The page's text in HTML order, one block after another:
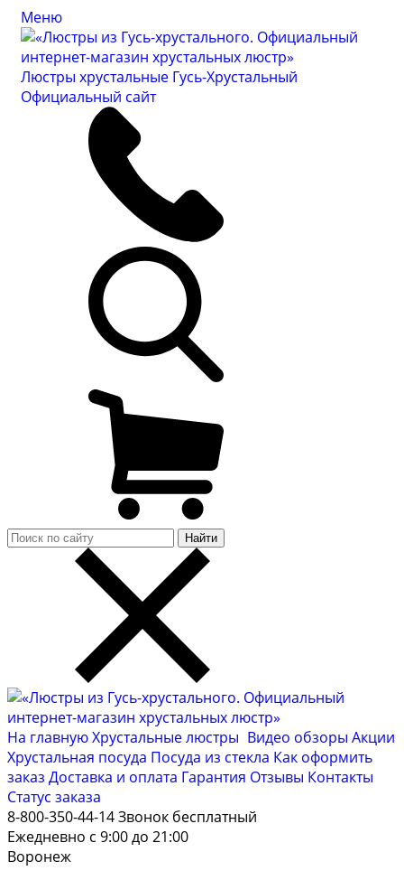
Меню
Люстры хрустальные Гусь-Хрустальный
Официальный сайт
Найти
На главнуюХрустальные люстры Видео обзоры Акции
Хрустальная посуда Посуда из стекла Как оформить
заказ Доставка и оплата Гарантия Отзывы Контакты
Cтатус заказа
8-800-350-44-14Звонок бесплатный
Ежедневно с 9:00 до 21:00
Воронеж